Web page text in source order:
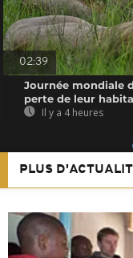
02:39
Journée mondiale
perte de leur
Il y a 4 heures
PLUS